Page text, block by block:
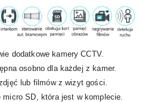
dodatkowe kamery CCTV.
osobno dla każdej z kamer.
lub filmów z wizyt gości.
SD, która jest w komplecie.